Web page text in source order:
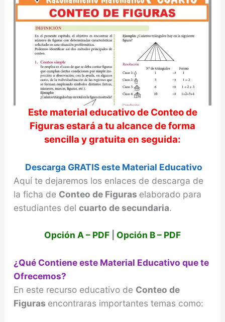
Este material educativo de Conteo de
Figurasestará a tu alcance de forma
sencilla y gratuita en seguida:
Descarga GRATIS este Material Educativo
Aquí te dejaremos los enlaces de descarga de
la ficha de Conteo de Figuras elaborado para
estudiantes del cuarto de secundaria.
Opción A – PDF Opción B – PDF
¿Qué Contiene este Material Educativo que te
Ofrecemos?
En este recurso educativo de Conteo de
Figuras encontraras importantes temas como: